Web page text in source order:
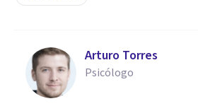
Arturo Torres
Psicólogo